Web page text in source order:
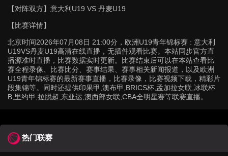
【对阵双方】 意大利U19 VS 丹麦U19
【比赛详情】
北京时间2026年07月08日 21:00分，欧洲U19青年锦标赛 : 意大利
U19VS丹麦U19高清在线直播，无插件观看比赛。本站同步官方直
播源准时直播，比赛数据实时更新。比赛结束后可以在本站查看比
赛全程录像、比赛比分、赛事结果、赛事相关新闻报道，以及欧洲
U19青年锦标赛的最新赛事直播，比赛录像，比赛视频下载，精彩片
段集锦等。同时还提供印果甲,澳布甲,BRICS杯,孟加拉女联,冰联杯
B,里约甲,拉脱超,东亚运,澳西部女联,CBA全明星赛等联赛直播。
热门联赛